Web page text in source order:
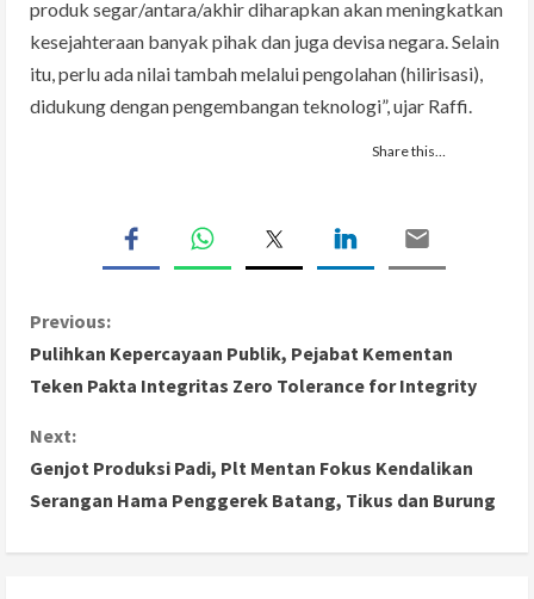
produk segar/antara/akhir diharapkan akan meningkatkan
kesejahteraan banyak pihak dan juga devisa negara. Selain
itu, perlu ada nilai tambah melalui pengolahan (hilirisasi),
didukung dengan pengembangan teknologi”, ujar Raffi.
Share this…
C
o
n
t
Previous:
Pulihkan Kepercayaan Publik, Pejabat Kementan
Teken Pakta Integritas Zero Tolerance for Integrity
Next:
Genjot Produksi Padi, Plt Mentan Fokus Kendalikan
Serangan Hama Penggerek Batang, Tikus dan Burung